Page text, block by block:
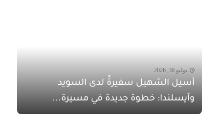
يوليو 30, 2026
أسيل الشهيل سفيرةً لدى السويد
وآيسلندا: خطوة جديدة في مسيرة...